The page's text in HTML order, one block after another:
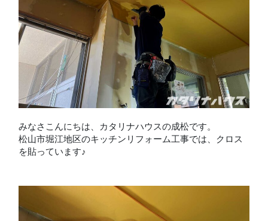
みなさこんにちは、カタリナハウスの成松です。
松山市堀江地区のキッチンリフォーム工事では、クロス
を貼っています♪